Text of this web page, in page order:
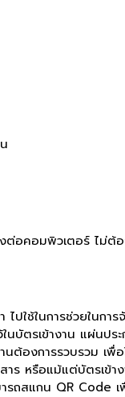
ต่อคอมพิวเตอร์ ไ
ใช้ในการช่วยในกา
บัตรเข้างาน แผ่นป
การรวบรวม เพื่อ
หรือแม้แต่บัตรเข้า
รถสแกน QR Code เ